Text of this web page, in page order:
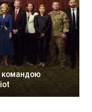
командою